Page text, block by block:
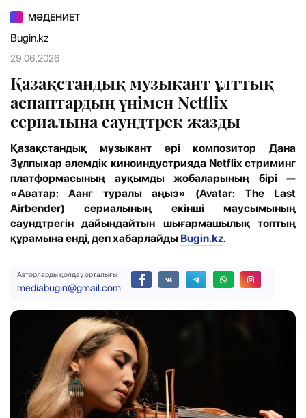
МӘДЕНИЕТ
Bugin.kz
29.06.2026
Қазақстандық музыкант ұлттық
аспаптардың үнімен Netflix
сериалына саундтрек жазды
Қазақстандық музыкант әрі композитор Дана
Зұлпыхар әлемдік киноиндустрияда Netflix стриминг
платформасының ауқымды жобаларының бірі —
«Аватар: Аанг туралы аңыз» (Avatar: The Last
Airbender) сериалының екінші маусымының
саундтрегін дайындайтын шығармашылық топтың
құрамына енді,деп хабарлайды Bugin.kz.
Авторларды қолдау орталығы
mediabugin@gmail.com